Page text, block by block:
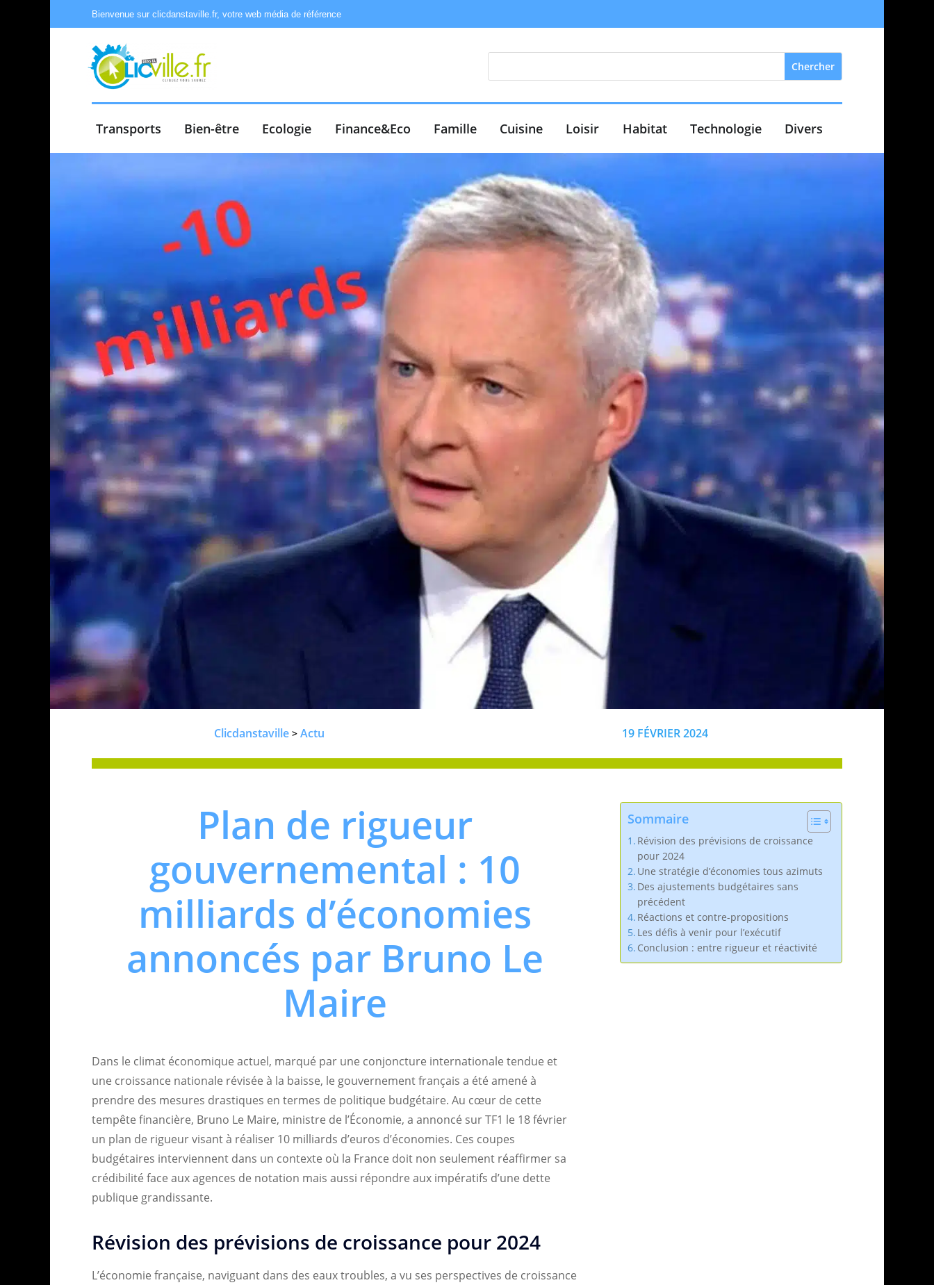
Bienvenue sur clicdanstaville.fr, votre web média de référence
Transports Bien-être Ecologie Finance&Eco Famille Cuisine Loisir Habitat Technologie Divers
Clicdanstaville> Actu 19 FÉVRIER 2024
Plan de rigueur
gouvernemental : 10
milliards d’économies
annoncés par Bruno Le
Maire
Dans le climat économique actuel, marqué par une conjoncture internationale tendue et
une croissance nationale révisée à la baisse, le gouvernement français a été amené à
prendre des mesures drastiques en termes de politique budgétaire. Au cœur de cette
tempête financière, Bruno Le Maire, ministre de l’Économie, a annoncé sur TF1 le 18 février
un plan de rigueur visant à réaliser 10 milliards d’euros d’économies. Ces coupes
budgétaires interviennent dans un contexte où la France doit non seulement réaffirmer sa
crédibilité face aux agences de notation mais aussi répondre aux impératifs d’une dette
publique grandissante.
Révision des prévisions de croissance pour 2024
L’économie française, naviguant dans des eaux troubles, a vu ses perspectives de croissance
Sommaire
Révision des prévisions de croissance
pour 2024
Une stratégie d’économies tous azimuts
Des ajustements budgétaires sans
précédent
Réactions et contre-propositions
Les défis à venir pour l’exécutif
Conclusion : entre rigueur et réactivité